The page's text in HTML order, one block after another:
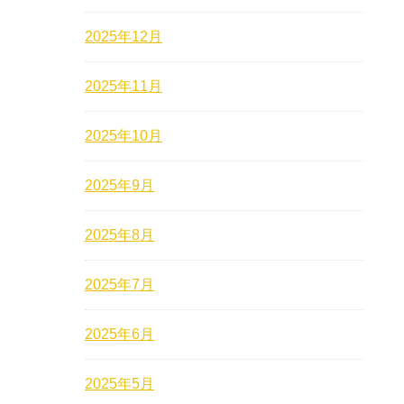
2025年12月
2025年11月
2025年10月
2025年9月
2025年8月
2025年7月
2025年6月
2025年5月